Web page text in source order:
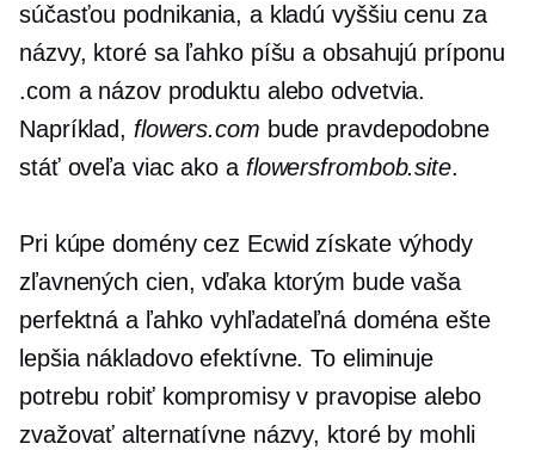
súčasťou podnikania, a kladú vyššiu cenu za
názvy, ktoré sa ľahko píšu a obsahujú príponu
.com a názov produktu alebo odvetvia.
Napríklad, flowers.com bude pravdepodobne
stáť oveľa viac ako a flowersfrombob.site.
Pri kúpe domény cez Ecwid získate výhody
zľavnených cien, vďaka ktorým bude vaša
perfektná a ľahko vyhľadateľná doména ešte
lepšia nákladovo efektívne. To eliminuje
potrebu robiť kompromisy v pravopise alebo
zvažovať alternatívne názvy, ktoré by mohli